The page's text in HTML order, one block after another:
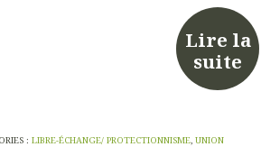
Lire la
suite
: LIBRE-ÉCHANGE/ PROTECTIONNISME, UNION